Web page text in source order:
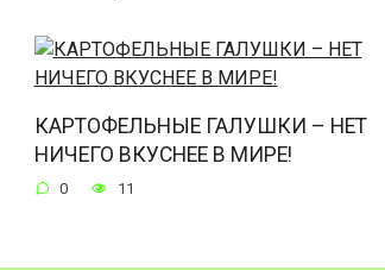
КАРТОФЕЛЬНЫЕ ГАЛУШКИ – НЕТ
НИЧЕГО ВКУСНЕЕ В МИРЕ!
0 11